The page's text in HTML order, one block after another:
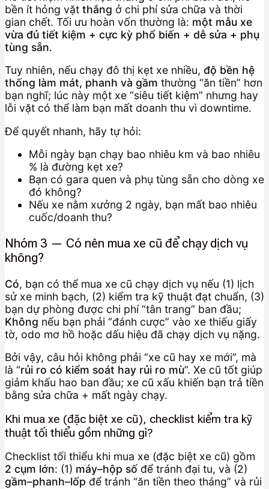
bền ít hỏng vặt thắng ở chi phí sửa chữa và thời
gian chết. Tối ưu hoàn vốn thường là: một mẫu xe
vừa đủ tiết kiệm + cực kỳ phổ biến + dễ sửa + phụ
tùng sẵn.
Tuy nhiên, nếu chạy đô thị kẹt xe nhiều, độ bền hệ
thống làm mát, phanh và gầm thường “ăn tiền” hơn
bạn nghĩ; lúc này một xe “siêu tiết kiệm” nhưng hay
lỗi vặt có thể làm bạn mất doanh thu vì downtime.
Để quyết nhanh, hãy tự hỏi:
Mỗi ngày bạn chạy bao nhiêu km và bao nhiêu
% là đường kẹt xe?
Bạn có gara quen và phụ tùng sẵn cho dòng xe
đó không?
Nếu xe nằm xưởng 2 ngày, bạn mất bao nhiêu
cuốc/doanh thu?
Nhóm 3 — Có nên mua xe cũ để chạy dịch vụ
không?
Có, bạn có thể mua xe cũ chạy dịch vụ nếu (1) lịch
sử xe minh bạch, (2) kiểm tra kỹ thuật đạt chuẩn, (3)
bạn dự phòng được chi phí “tân trang” ban đầu;
Không nếu bạn phải “đánh cược” vào xe thiếu giấy
tờ, odo mơ hồ hoặc dấu hiệu đã chạy dịch vụ nặng.
Bởi vậy, câu hỏi không phải “xe cũ hay xe mới”, mà
là “rủi ro có kiểm soát hay rủi ro mù”. Xe cũ tốt giúp
giảm khấu hao ban đầu; xe cũ xấu khiến bạn trả tiền
bằng sửa chữa + mất ngày chạy.
Khi mua xe (đặc biệt xe cũ), checklist kiểm tra kỹ
thuật tối thiểu gồm những gì?
Checklist tối thiểu khi mua xe (đặc biệt xe cũ) gồm
2 cụm lớn: (1) máy–hộp số để tránh đại tu, và (2)
gầm–phanh–lốp để tránh “ăn tiền theo tháng” và rủi